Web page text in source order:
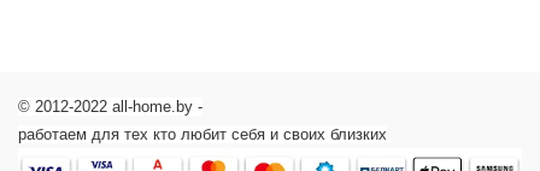
© 2012-2022 all-home.by -
работаем для тех кто любит себя и своих близких